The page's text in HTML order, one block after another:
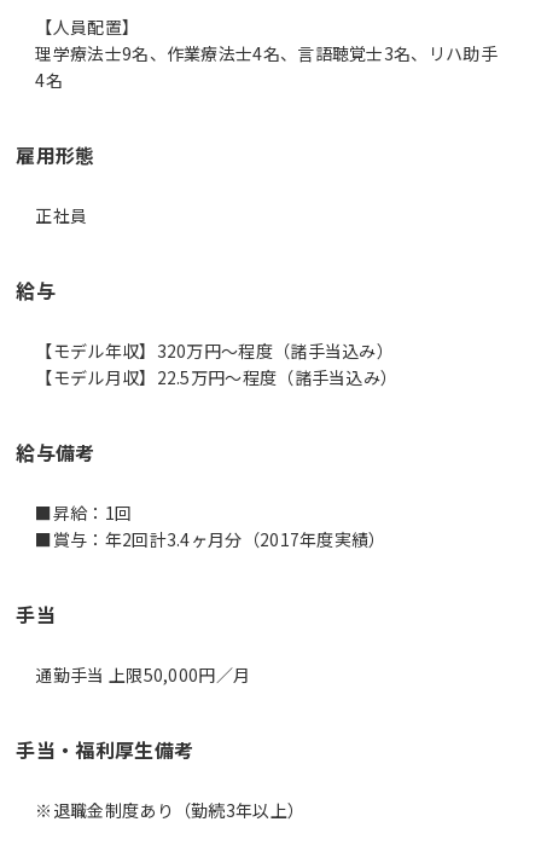
【人員配置】
理学療法士9名、作業療法士4名、言語聴覚士3名、リハ助手
4名
雇用形態
正社員
給与
【モデル年収】320万円〜程度（諸手当込み）
【モデル月収】22.5万円〜程度（諸手当込み）
給与備考
■昇給：1回
手当
通勤手当 上限50,000円／月
手当・福利厚生備考
※退職金制度あり（勤続3年以上）